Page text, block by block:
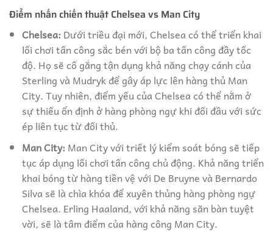
Điểm nhấn chiến thuật Chelsea vs Man City
Chelsea: Dưới triều đại mới, Chelsea có thể triển khai
lối chơi tấn công sắc bén với bộ ba tấn công đầy tốc
độ. Họ sẽ cố gắng tận dụng khả năng chạy cánh của
Sterling và Mudryk để gây áp lực lên hàng thủ Man
City. Tuy nhiên, điểm yếu của Chelsea có thể nằm ở
sự thiếu ổn định ở hàng phòng ngự khi đối đầu với sức
ép liên tục từ đối thủ.
Man City: Man City với triết lý kiểm soát bóng sẽ tiếp
tục áp dụng lối chơi tấn công chủ động. Khả năng triển
khai bóng từ hàng tiền vệ với De Bruyne và Bernardo
Silva sẽ là chìa khóa để xuyên thủng hàng phòng ngự
Chelsea. Erling Haaland, với khả năng săn bàn tuyệt
vời, sẽ là tâm điểm của hàng công Man City.